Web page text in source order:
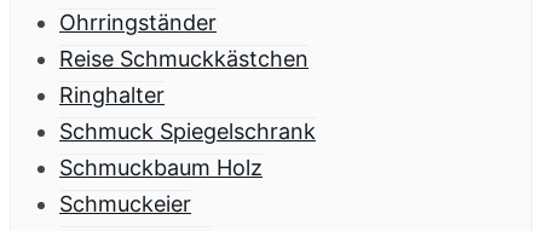
Ohrringständer
Reise Schmuckkästchen
Ringhalter
Schmuck Spiegelschrank
Schmuckbaum Holz
Schmuckeier